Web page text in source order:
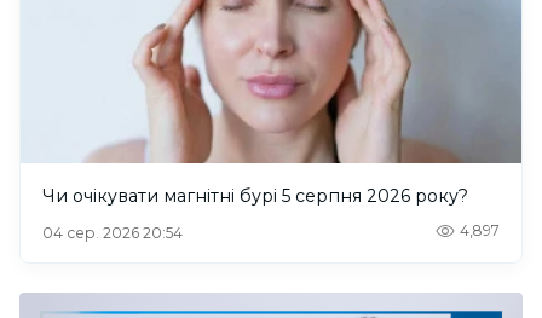
Чи очікувати магнітні бурі 5 серпня 2026 року?
04 сер. 2026 20:54 4,897